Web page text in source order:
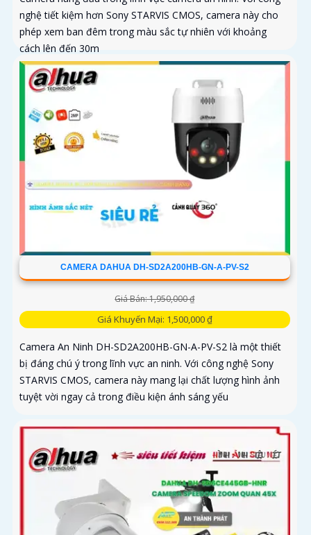
nghệ tiết kiệm hơn Sony STARVIS CMOS, camera này cho
phép xem ban đêm trong màu sắc tự nhiên với khoảng
cách lên đến 30m
CAMERA DAHUA DH-SD2A200HB-GN-A-PV-S2
Giá Bán: 1,950,000 ₫
Giá Khuyến Mại: 1,500,000 ₫
Camera An Ninh DH-SD2A200HB-GN-A-PV-S2 là một thiết
bị đáng chú ý trong lĩnh vực an ninh. Với công nghệ Sony
STARVIS CMOS, camera này mang lại chất lượng hình ảnh
tuyệt vời ngay cả trong điều kiện ánh sáng yếu